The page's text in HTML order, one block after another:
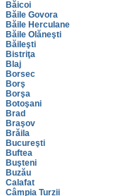
Băicoi
Băile Govora
Băile Herculane
Băile Olăneşti
Băileşti
Bistriţa
Blaj
Borsec
Borş
Borşa
Botoşani
Brad
Braşov
Brăila
Bucureşti
Buftea
Buşteni
Buzău
Calafat
Câmpia Turzii